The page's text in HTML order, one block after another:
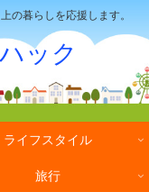
の暮らしを応援します。
ック
ライフスタイル
旅行